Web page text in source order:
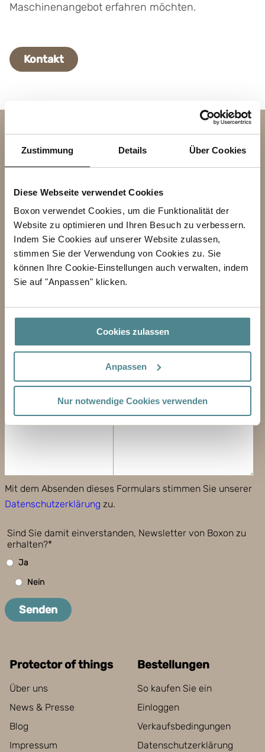
Zustimmung Details Über Cookies
Diese Webseite verwendet Cookies
Boxon verwendet Cookies, um die Funktionalität der
Website zu optimieren und Ihren Besuch zu verbessern.
Indem Sie Cookies auf unserer Website zulassen,
stimmen Sie der Verwendung von Cookies zu. Sie
können Ihre Cookie-Einstellungen auch verwalten, indem
Sie auf "Anpassen" klicken.
Cookies zulassen
Anpassen
Nur notwendige Cookies verwenden
Maschinenangebot erfahren möchten.
Kontakt
Kontakt
VORNAME
NACHNAME
GESCHÄFT
E-MAIL-ADRESSE
TELEFON
Mit dem Absenden dieses Formulars stimmen Sie unserer
Datenschutzerklärung zu.
Sind Sie damit einverstanden, Newsletter von Boxon zu
erhalten?*
Ja
Nein
Senden
Protector of things
Über uns
News & Presse
Blog
Impressum
Bestellungen
So kaufen Sie ein
Einloggen
Verkaufsbedingungen
Datenschutzerklärung